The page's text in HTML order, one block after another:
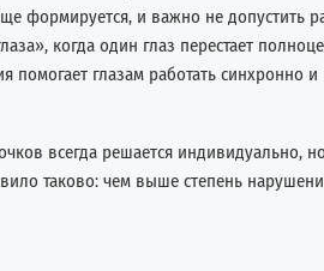
формируется, и важно не допустить
когда один глаз перестает
помогает глазам работать синхронно
всегда решается индивидуально,
таково: чем выше степень